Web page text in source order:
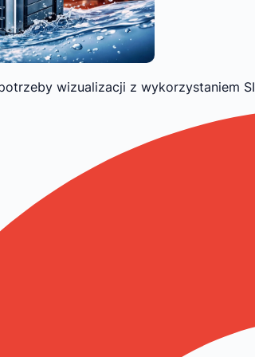
wizualizacji z wykorzystaniem SI